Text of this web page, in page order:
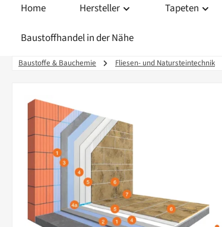
Home Hersteller Tapeten
Baustoffhandel in der Nähe
Baustoffe & Bauchemie Fliesen- und Natursteintechnik